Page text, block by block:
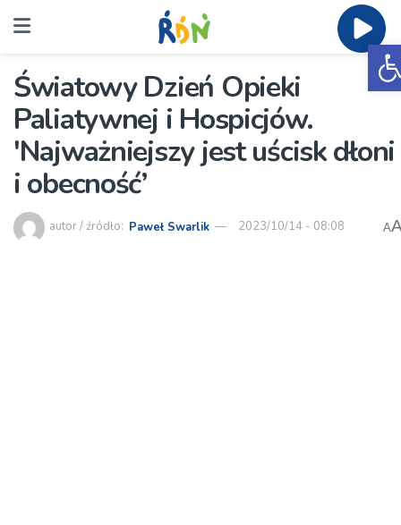
Światowy Dzień Opieki
Paliatywnej i Hospicjów.
'Najważniejszy jest uścisk dłoni
i obecność’
autor / źródło: Paweł Swarlik 2023/10/14 - 08:08 A